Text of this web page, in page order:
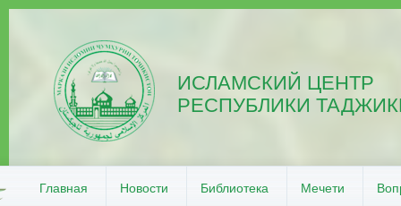
ИСЛАМСКИЙ ЦЕНТР
РЕСПУБЛИКИ
Главная Новости Библиотека Мечети